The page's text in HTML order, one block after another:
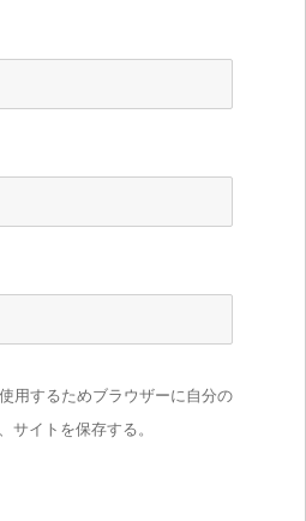
用するためブラウザーに自分の
サイトを保存する。